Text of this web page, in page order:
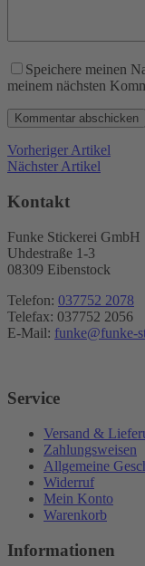
Speichere meinen
meinem nächsten
Vorheriger Artikel
Nächster Artikel
Kontakt
Funke Stickerei GmbH
Uhdestraße 1-3
08309 Eibenstock
Telefon: 037752 2078
Telefax: 037752 2056
E-Mail: funke@funke-
Service
Versand &
Zahlungsweisen
Allgemeine
Widerruf
Mein Konto
Warenkorb
Informationen